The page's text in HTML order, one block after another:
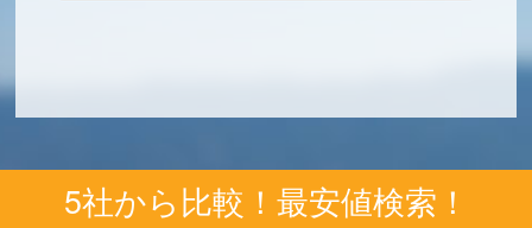
5社から比較！最安値検索！